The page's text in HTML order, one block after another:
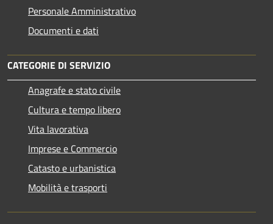
Personale Amministrativo
Documenti e dati
CATEGORIE DI SERVIZIO
Anagrafe e stato civile
Cultura e tempo libero
Vita lavorativa
Imprese e Commercio
Catasto e urbanistica
Mobilità e trasporti